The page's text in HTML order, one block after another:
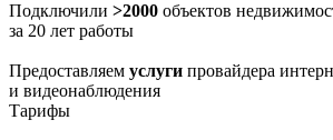
Подключили >2000 объектов
за 20 лет работы
Предоставляем услуги провайдера
и видеонаблюдения
Тарифы